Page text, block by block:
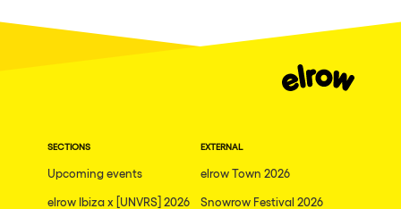
SECTIONS
Upcoming events
elrow Ibiza x [UNVRS] 2026
EXTERNAL
elrow Town 2026
Snowrow Festival 2026